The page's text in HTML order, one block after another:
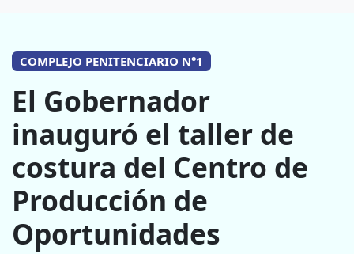
COMPLEJO PENITENCIARIO N°1
El Gobernador
inauguró el taller de
costura del Centro de
Producción de
Oportunidades